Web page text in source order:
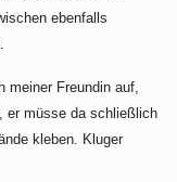
ebenfalls
meiner Freundin auf,
er müsse da schließlich
kleben. Kluger